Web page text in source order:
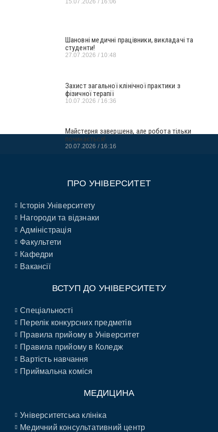
15.07.2026 16:06
Шановні медичні працівники, викладачі та
студенти!
27.07.2026 10:48
Захист загальної клінічної практики з
фізичної терапії
10.07.2026 16:36
Майстерня завершена, але робота тільки
починається!
20.07.2026 16:16
ПРО УНІВЕРСИТЕТ
Історія Університету
Нагороди та відзнаки
Адміністрація
Факультети
Кафедри
Вакансії
ВСТУП ДО УНІВЕРСИТЕТУ
Спеціальності
Перелік конкурсних предметів
Правила прийому в Університет
Правила прийому в Коледж
Вартість навчання
Приймальна коміся
МЕДИЦИНА
Університетська клініка
Медичний консультативний центр